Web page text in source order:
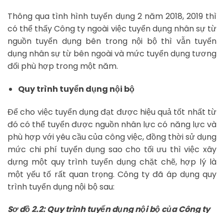
Thông qua tình hình tuyển dụng 2 năm 2018, 2019 thì
có thể thấy Công ty ngoài việc tuyển dụng nhân sự từ
nguồn tuyển dụng bên trong nội bộ thì vẫn tuyển
dụng nhân sự từ bên ngoài và mức tuyển dụng tương
đối phù hợp trong một năm.
Quy trình tuyển dụng nội bộ
Để cho việc tuyển dụng đạt được hiệu quả tốt nhất từ
đó có thể tuyển được nguồn nhân lực có năng lực và
phù hợp với yêu cầu của công việc, đồng thời sử dụng
mức chi phí tuyển dụng sao cho tối ưu thì việc xây
dựng một quy trình tuyển dụng chặt chẽ, hợp lý là
một yếu tố rất quan trọng. Công ty đã áp dụng quy
trình tuyển dụng nội bộ sau:
Sơ đồ 2.2: Quy trình tuyển dụng nội bộ của Công ty